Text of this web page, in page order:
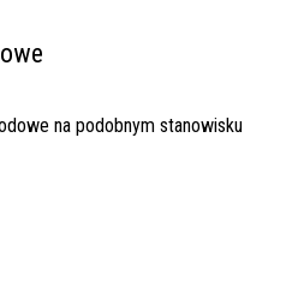
na podobnym stanowisku